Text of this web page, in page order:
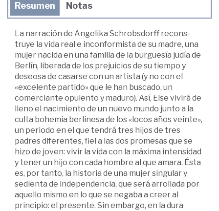
Resumen Notas
La narración de Angelika Schrobsdorff recons­
truye la vida real e inconformista de su madre, una
mujer nacida en una familia de la burguesía judía de
Berlín, liberada de los prejuicios de su tiempo y
deseosa de casarse con un artista (y no con el
«exce­lente partido» que le han buscado, un
comerciante opulento y maduro). Así, Else vivirá de
lleno el nacimiento de un nuevo mundo junto a la
culta bohemia berlinesa de los «locos años veinte»,
un periodo en el que tendrá tres hijos de tres
padres diferentes, fiel a las dos promesas que se
hizo de jo­ven: vivir la vida con la máxima intensidad
y tener un hijo con cada hombre al que amara. Ésta
es, por tanto, la historia de una mujer singular y
sedienta de independencia, que será arrollada por
aquello mismo en lo que se negaba a creer al
principio: el presente. Sin embargo, en la dura